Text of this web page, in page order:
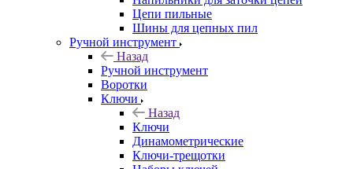
Цепи пильные
Шины для цепных пил
Ручной инструмент
Назад
Ручной инструмент
Воротки
Ключи
Назад
Ключи
Динамометрические
Ключи-трещотки